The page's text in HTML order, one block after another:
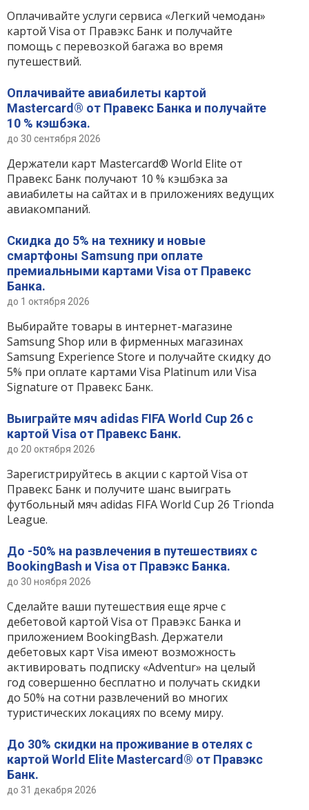
Оплачивайте услуги сервиса «Легкий чемодан»
картой Visa от Правэкс Банк и получайте
помощь с перевозкой багажа во время
путешествий.
Оплачивайте авиабилеты картой
Mastercard® от Правекс Банка и получайте
10 % кэшбэка.
до 30 сентября 2026
Держатели карт Mastercard® World Elite от
Правекс Банк получают 10 % кэшбэка за
авиабилеты на сайтах и в приложениях ведущих
авиакомпаний.
Скидка до 5% на технику и новые
смартфоны Samsung при оплате
премиальными картами Visa от Правекс
Банка.
до 1 октября 2026
Выбирайте товары в интернет-магазине
Samsung Shop или в фирменных магазинах
Samsung Experience Store и получайте скидку до
5% при оплате картами Visa Platinum или Visa
Signature от Правекс Банк.
Выиграйте мяч adidas FIFA World Cup 26 с
картой Visa от Правекс Банк.
до 20 октября 2026
Зарегистрируйтесь в акции с картой Visa от
Правекс Банк и получите шанс выиграть
футбольный мяч adidas FIFA World Cup 26 Trionda
League.
До -50% на развлечения в путешествиях с
BookingBash и Visa от Правэкс Банка.
до 30 ноября 2026
Сделайте ваши путешествия еще ярче с
дебетовой картой Visa от Правэкс Банка и
приложением BookingBash. Держатели
дебетовых карт Visa имеют возможность
активировать подписку «Adventur» на целый
год совершенно бесплатно и получать скидки
до 50% на сотни развлечений во многих
туристических локациях по всему миру.
До 30% скидки на проживание в отелях с
картой World Elite Mastercard® от Правэкс
Банк.
до 31 декабря 2026